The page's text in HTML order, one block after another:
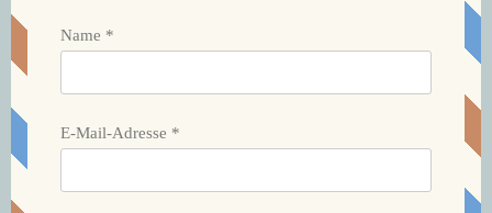
Name *
E-Mail-Adresse *